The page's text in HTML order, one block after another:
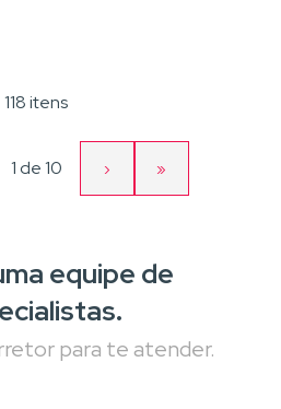
118 itens
Página
1 de10
Próxima
página
›
Última
página
»
equipe de
para te atender.